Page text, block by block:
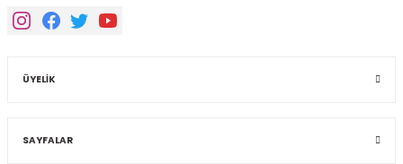
ÜYELİK
SAYFALAR